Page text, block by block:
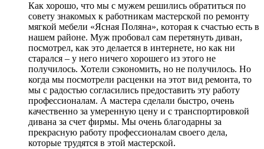
Как хорошо, что мы с мужем решились обратиться по
совету знакомых к работникам мастерской по ремонту
мягкой мебели «Ясная Поляна», которая к счастью есть в
нашем районе. Муж пробовал сам перетянуть диван,
посмотрел, как это делается в интернете, но как ни
старался – у него ничего хорошего из этого не
получилось. Хотели сэкономить, но не получилось. Но
когда мы посмотрели расценки на этот вид ремонта, то
мы с радостью согласились предоставить эту работу
профессионалам. А мастера сделали быстро, очень
качественно за умеренную цену и с транспортировкой
дивана за счет фирмы. Мы очень благодарны за
прекрасную работу профессионалам своего дела,
которые трудятся в этой мастерской.